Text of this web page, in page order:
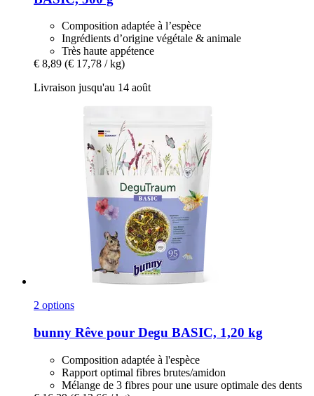
Composition adaptée à l’espèce
Ingrédients d’origine végétale & animale
Très haute appétence
€ 8,89 (€ 17,78 / kg)
Livraison jusqu'au 14 août
2 options
bunny Rêve pour Degu BASIC, 1,20 kg
Composition adaptée à l'espèce
Rapport optimal fibres brutes/amidon
Mélange de 3 fibres pour une usure optimale des dents